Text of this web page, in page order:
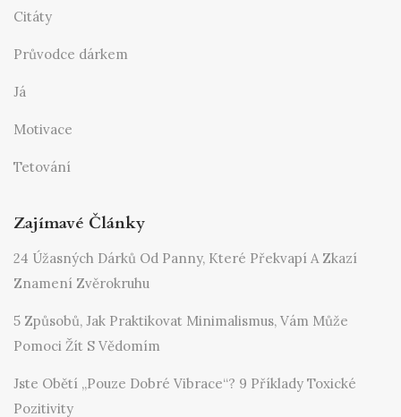
Citáty
Průvodce dárkem
Já
Motivace
Tetování
Zajímavé Články
24 Úžasných Dárků Od Panny, Které Překvapí A Zkazí
Znamení Zvěrokruhu
5 Způsobů, Jak Praktikovat Minimalismus, Vám Může
Pomoci Žít S Vědomím
Jste Obětí „pouze Dobré Vibrace“? 9 Příklady Toxické
Pozitivity